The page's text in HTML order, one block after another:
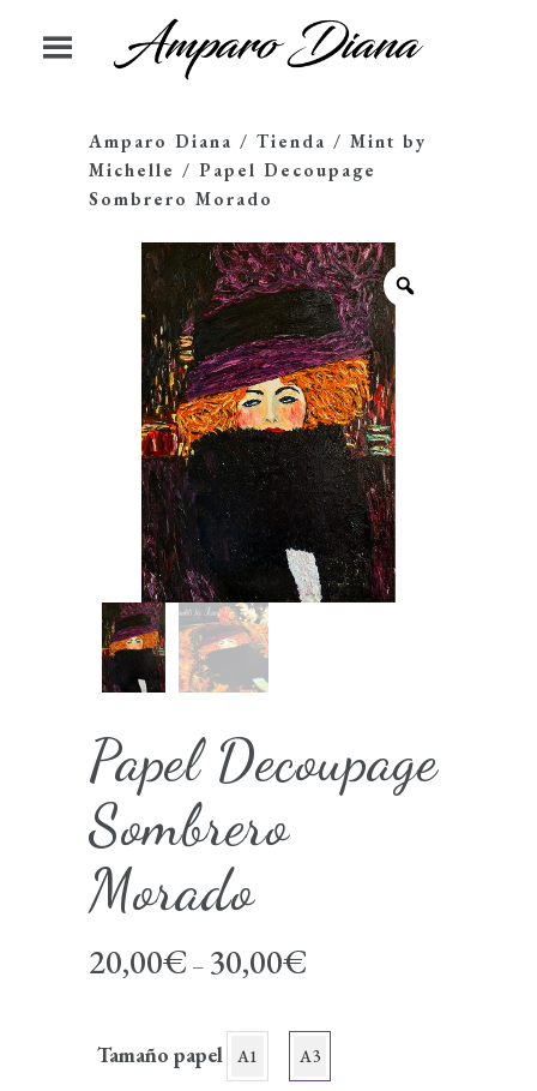
Amparo Diana / Tienda / Mint by
Michelle / Papel Decoupage
Sombrero Morado
Papel Decoupage
Sombrero
Morado
20,00€ – 30,00€
Tamaño papel A1 A3